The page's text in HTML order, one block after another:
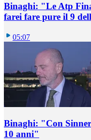
Binaghi: "Le Atp
farei fare pure il 9
05:07
Binaghi: "Con
10 anni"